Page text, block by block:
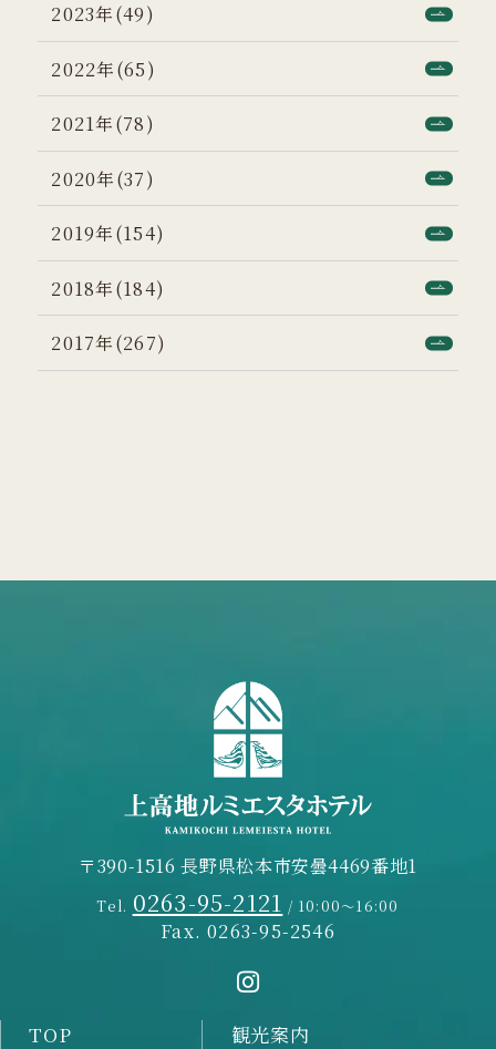
2023年(49)
2022年(65)
2021年(78)
2020年(37)
2019年(154)
2018年(184)
2017年(267)
〒390-1516 長野県松本市安曇4469番地1
Tel. 0263-95-2121 / 10:00～16:00
Fax. 0263-95-2546
TOP
観光案内